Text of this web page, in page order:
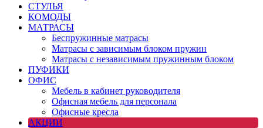
СТУЛЬЯ
КОМОДЫ
МАТРАСЫ
Беспружинные матрасы
Матрасы с зависимым блоком пружин
Матрасы с независимым пружинным блоком
ПУФИКИ
ОФИС
Мебель в кабинет руководителя
Офисная мебель для персонала
Офисные кресла
АКЦИИ